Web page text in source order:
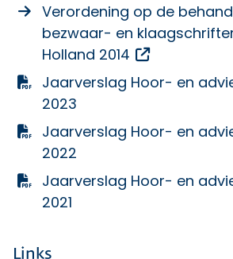
Verordening op de
bezwaar- en
Holland 2014
Jaarverslag Hoor- en
2023
Jaarverslag Hoor- en
2022
Jaarverslag Hoor- en
2021
Links